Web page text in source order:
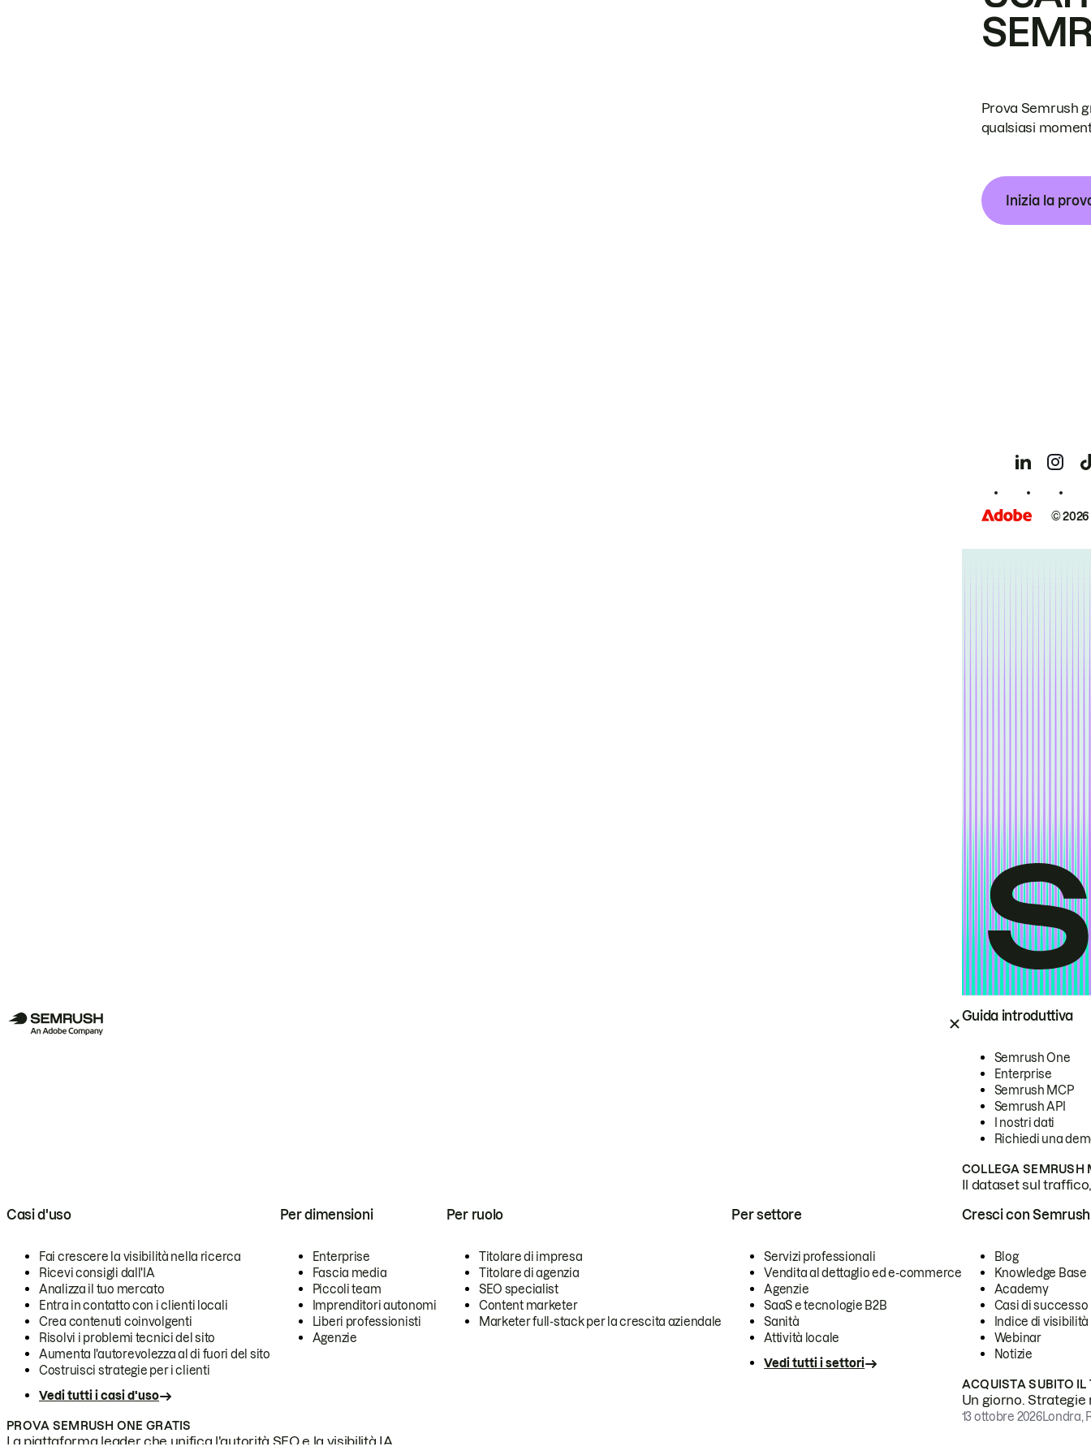
Guida introduttiva
Semrush One
Enterprise
Semrush MCP
Semrush API
I nostri dati
Richiedi una
COLLEGA SEMRUSH
Il dataset sul
Casi d'uso
Fai crescere la visibilità nella ricerca
Ricevi consigli dall'IA
Analizza il tuo mercato
Entra in contatto con i clienti locali
Crea contenuti coinvolgenti
Risolvi i problemi tecnici del sito
Aumenta l'autorevolezza al di fuori del sito
Costruisci strategie per i clienti
Vedi tutti i casi d'uso
Per dimensioni
Enterprise
Fascia media
Piccoli team
Imprenditori autonomi
Liberi professionisti
Agenzie
Per ruolo
Titolare di impresa
Titolare di agenzia
SEO specialist
Content marketer
Marketer full-stack per la crescita aziendale
Per settore
Servizi professionali
Vendita al dettaglio ed e-commerce
Agenzie
SaaS e tecnologie B2B
Sanità
Attività locale
Vedi tutti i settori
PROVA SEMRUSH ONE GRATIS
La piattaforma leader che unifica l'autorità SEO e la visibilità IA.
Cresci con Semrush
Blog
Knowledge Base
Academy
Casi di successo
Indice di visibilità
Webinar
Notizie
ACQUISTA SUBITO IL
Un giorno.
13 ottobre 2026Londra,
Prova Semrush
qualsiasi
Inizia la
©